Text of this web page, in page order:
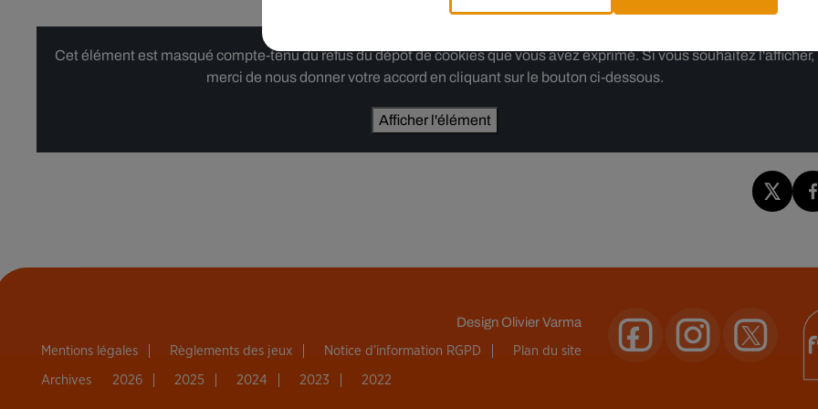
Cet élément est masqué compte-tenu du refus du dépôt de cookies que vous avez exprimé. Si vous souhaitez l'afficher,
merci de nous donner votre accord en cliquant sur le bouton ci-dessous.
Afficher l'élément
DesignOlivier Varma
Mentions légales Règlements des jeux Notice d’information RGPD Plan du site
Archives 2026 2025 2024 2023 2022